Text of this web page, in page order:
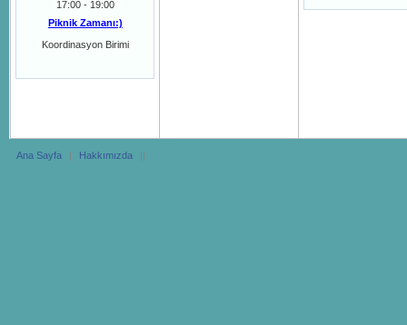
17:00 - 19:00
Piknik Zamanı:)
Koordinasyon Birimi
Ana Sayfa | Hakkımızda ||